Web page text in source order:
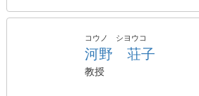
コウノ シヨウコ
河野 荘子
教授